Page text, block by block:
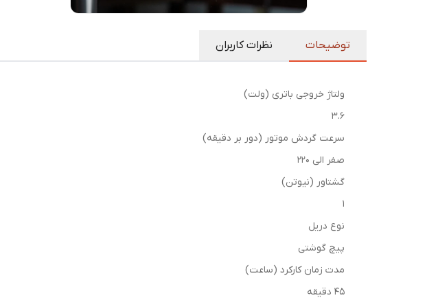
توضیحات نظرات کاربران
ولتاژ خروجی باتری (ولت)
3.6
سرعت گردش موتور (دور بر دقیقه)
صفر الی 220
گشتاور (نیوتن)
1
نوع دریل
پیچ گوشتی
مدت زمان کارکرد (ساعت)
45 دقیقه